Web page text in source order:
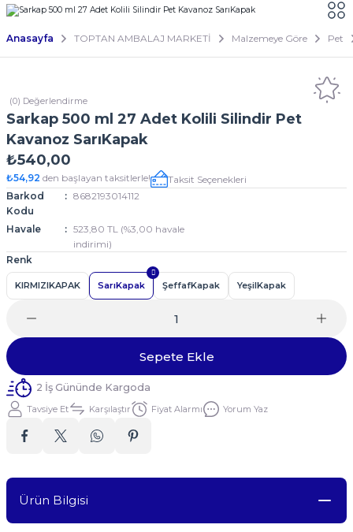
Anasayfa TOPTAN AMBALAJ MARKETİ Malzemeye Göre Pet
(0) Değerlendirme
Sarkap 500 ml 27 Adet Kolili Silindir Pet
Kavanoz SarıKapak
₺540,00
₺54,92 den başlayan taksitlerle!
Taksit Seçenekleri
Barkod
Kodu
8682193014112
Havale
523,80 TL (%3,00 havale
indirimi)
Renk
KIRMIZIKAPAK SarıKapak ŞeffafKapak YeşilKapak
Sepete Ekle
2 İş Gününde Kargoda
Tavsiye Et Karşılaştır Fiyat Alarmı Yorum Yaz
Ürün Bilgisi